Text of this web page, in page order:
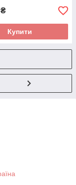
₴
Купити